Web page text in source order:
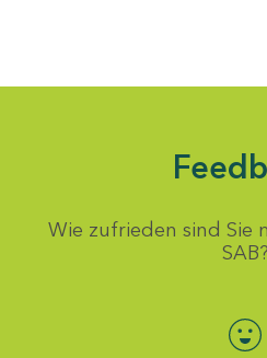
Wie zufrieden sind Sie
SAB?